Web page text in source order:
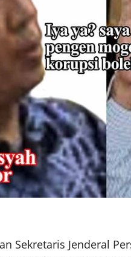
Sekretaris Jenderal